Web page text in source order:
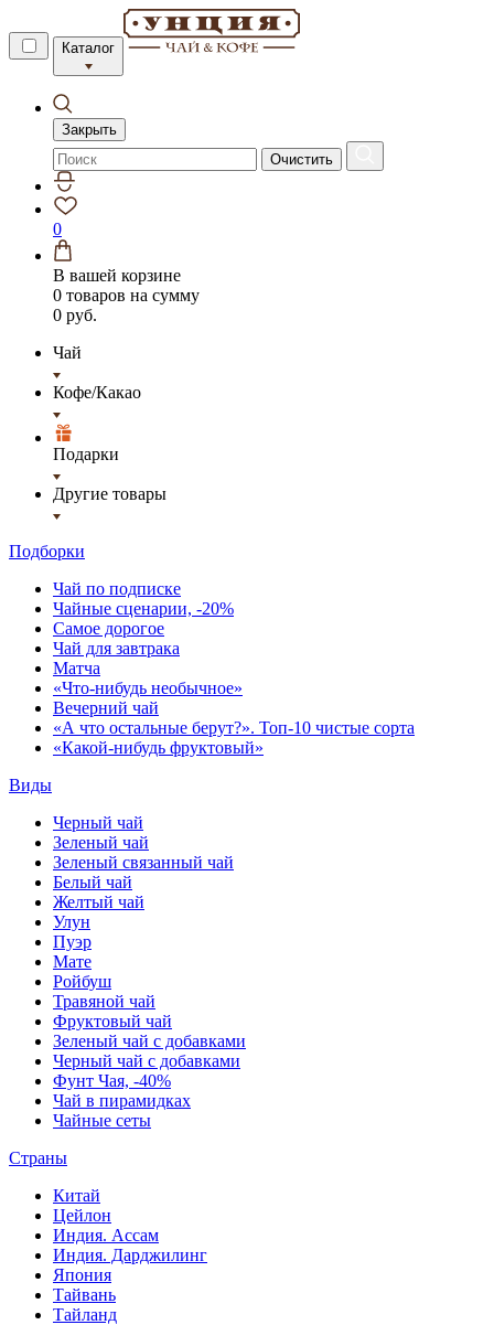
Каталог
Закрыть
Очистить
0
В вашей корзине
0 товаров на сумму
0 руб.
Чай
Кофе/Какао
Подарки
Другие товары
Подборки
Чай по подписке
Чайные сценарии, -20%
Самое дорогое
Чай для завтрака
Матча
«Что-нибудь необычное»
Вечерний чай
«А что остальные берут?». Топ-10 чистые сорта
«Какой-нибудь фруктовый»
Виды
Черный чай
Зеленый чай
Зеленый связанный чай
Белый чай
Желтый чай
Улун
Пуэр
Мате
Ройбуш
Травяной чай
Фруктовый чай
Зеленый чай с добавками
Черный чай с добавками
Фунт Чая, -40%
Чай в пирамидках
Чайные сеты
Страны
Китай
Цейлон
Индия. Ассам
Индия. Дарджилинг
Япония
Тайвань
Тайланд